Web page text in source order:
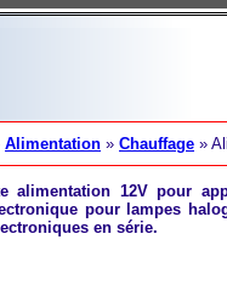
Alimentation » Chauffage »
alimentation 12V pour
pour lampes
en série.